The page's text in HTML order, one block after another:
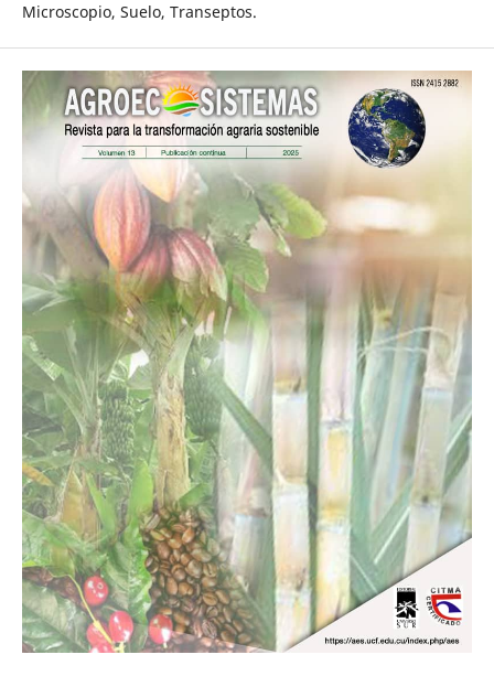
Microscopio, Suelo, Transeptos.